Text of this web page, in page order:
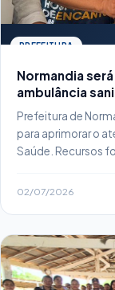
PREFEITURA
Normandia
ambulância
Prefeitura de
para aprimorar o
Saúde. Recursos
02/07/2026